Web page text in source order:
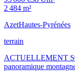
2 484 m²
AzetHautes-Pyrénées
terrain
ACTUELLEMENT
panoramique